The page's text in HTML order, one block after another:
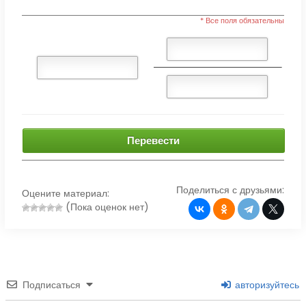
* Все поля обязательны
Перевести
Оцените материал:
(Пока оценок нет)
Поделиться с друзьями:
Подписаться авторизуйтесь